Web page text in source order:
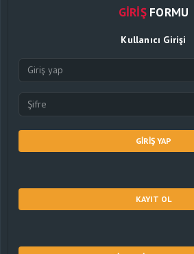
GIRIŞFORMU
Kullanıcı Girişi
GIRIŞ YAP
KAYIT OL